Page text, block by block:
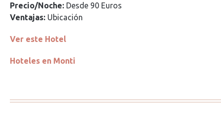
Precio/Noche: Desde 90 Euros
Ventajas: Ubicación
Ver este Hotel
Hoteles en Monti